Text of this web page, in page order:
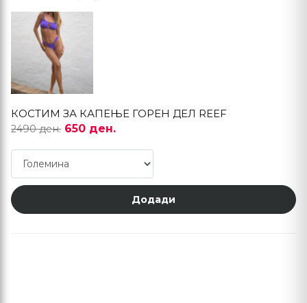
КОСТИМ ЗА КАПЕЊЕ ГОРЕН ДЕЛ REEF
2490 ден. 650 ден.
Додади